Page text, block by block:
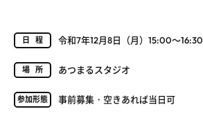
日程 令和7年12月8日（月）15:00～16:30
場所 あつまるスタジオ
参加形態 事前募集・空きあれば当日可